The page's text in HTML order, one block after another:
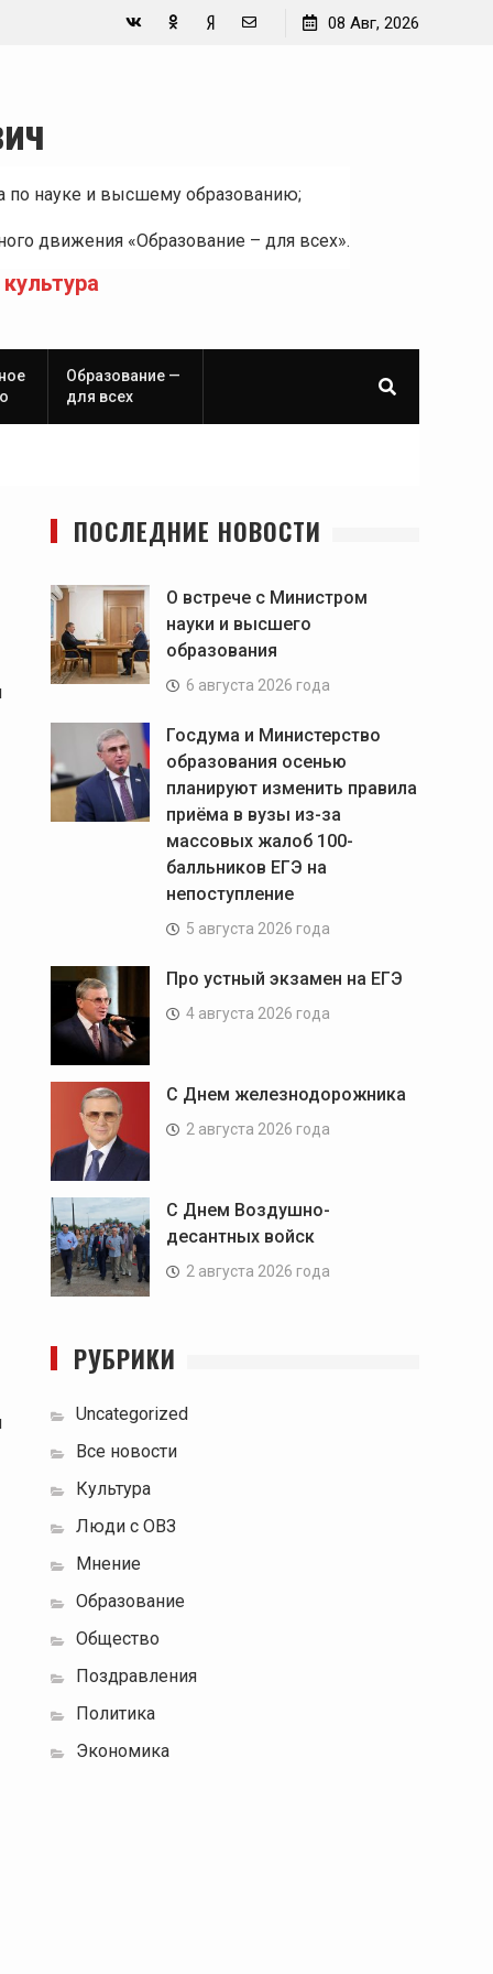
08 Авг, 2026
по науке и высшему образованию;
движения «Образование – для всех».
Образование —
для всех
ПОСЛЕДНИЕ НОВОСТИ
О встрече с Министром
науки и высшего
образования
6 августа 2026 года
Госдума и Министерство
образования осенью
планируют изменить правила
приёма в вузы из-за
массовых жалоб 100-
балльников ЕГЭ на
непоступление
5 августа 2026 года
Про устный экзамен на ЕГЭ
4 августа 2026 года
С Днем железнодорожника
2 августа 2026 года
С Днем Воздушно-
десантных войск
2 августа 2026 года
РУБРИКИ
Uncategorized
Все новости
Культура
Люди с ОВЗ
Мнение
Образование
Общество
Поздравления
Политика
Экономика